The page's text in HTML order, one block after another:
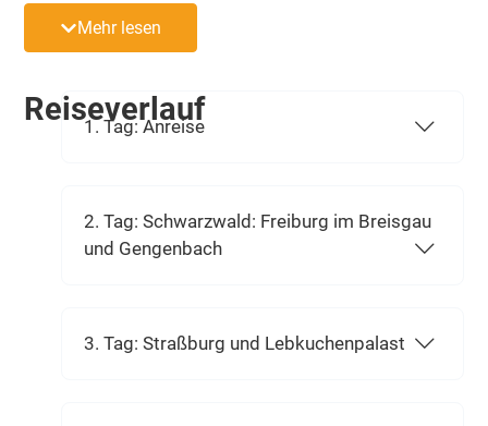
Handwerkskunst vor einer traumhaften Fachwerkkulisse.
Ein Fest für alle Sinne!
Mehr lesen
Reiseverlauf
1. Tag: Anreise
2. Tag: Schwarzwald: Freiburg im Breisgau
und Gengenbach
3. Tag: Straßburg und Lebkuchenpalast